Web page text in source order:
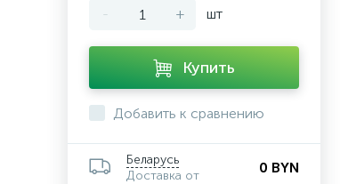
- + шт
Купить
Добавить к сравнению
Беларусь
Доставка от
0 BYN